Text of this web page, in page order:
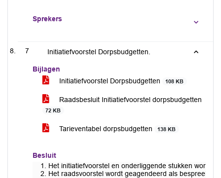
Sprekers
7 Initiatiefvoorstel Dorpsbudgetten.
Bijlagen
Initiatiefvoorstel Dorpsbudgetten
108 KB
Raadsbesluit Initiatiefvoorstel dorpsbudgetten
72 KB
Tarieventabel dorpsbudgetten 138 KB
Besluit
Het initiatiefvoorstel en onderliggende stukken
Het raadsvoorstel wordt geagendeerd als